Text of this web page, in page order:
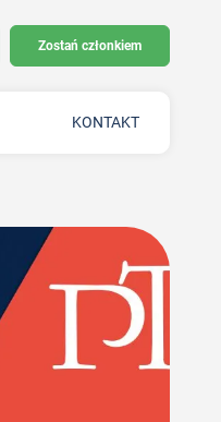
Zostań członkiem
KONTAKT